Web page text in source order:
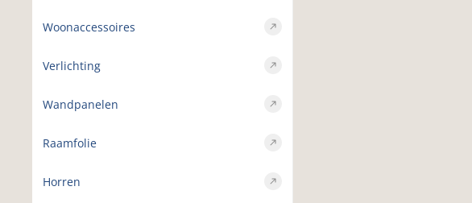
Woonaccessoires
Verlichting
Wandpanelen
Raamfolie
Horren